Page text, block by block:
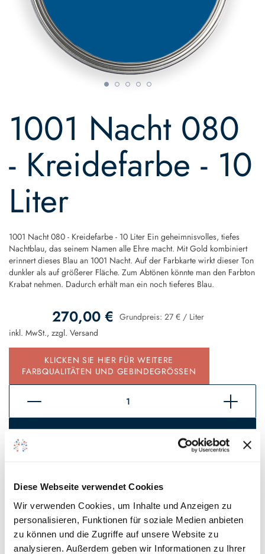
Diese Webseite verwendet Cookies
Wir verwenden Cookies, um Inhalte und Anzeigen zu
personalisieren, Funktionen für soziale Medien anbieten
zu können und die Zugriffe auf unsere Website zu
analysieren. Außerdem geben wir Informationen zu Ihrer
1001 Nacht 080
- Kreidefarbe - 10
Liter
1001 Nacht 080 - Kreidefarbe - 10 Liter Ein geheimnisvolles, tiefes
Nachtblau, das seinem Namen alle Ehre macht. Mit Gold kombiniert
erinnert dieses Blau an 1001 Nacht. Auf der Farbkarte wirkt dieser Ton
dunkler als auf größerer Fläche. Zum Abtönen könnte man den Farbton
Krabat nehmen. Dadurch erhält man ein noch tieferes Blau.
270,00 € Grundpreis: 27 € / Liter
inkl. MwSt., zzgl. Versand
KLICKEN SIE HIER FÜR WEITERE
FARBQUALITÄTEN UND GEBINDEGRÖSSEN
Auf den Wunschzettel
* Gilt für Lieferungen innerhalb Deutschlands, Lieferzeiten für andere
Länder entnehmen Sie bitte unserenVersandinformationen .
the
beginning
images